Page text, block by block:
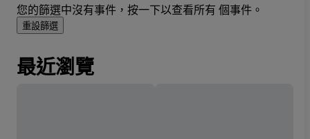
您的篩選中沒有事件，按一下以查看所有 個事件。
重設篩選
最近瀏覽